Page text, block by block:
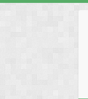
content